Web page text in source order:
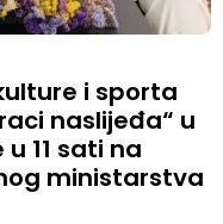
i sporta
naslijeđa“ u
11 sati na
ministarstva